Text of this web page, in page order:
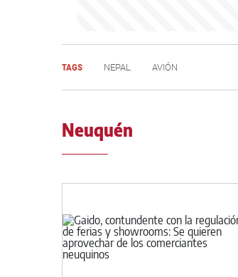
TAGS NEPAL AVIÓN
Neuquén